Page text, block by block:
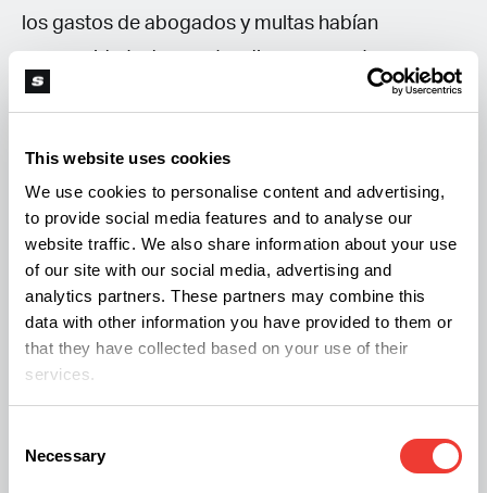
This website uses cookies
We use cookies to personalise content and advertising,
to provide social media features and to analyse our
website traffic. We also share information about your use
of our site with our social media, advertising and
analytics partners. These partners may combine this
data with other information you have provided to them or
that they have collected based on your use of their
services.
Selection
Necessary
los gastos de abogados y multas habían
GH US estaba en plena expansión, con un
abastecer su mercado y no creían realmente en
un mercado externo. Por eso vinimos aquí con
pocos recursos. El gran regalo que nos fue dado
fueron todas las fórmulas GH, más el nombre y
la imagen: entonces nos tocó a nosotros hacer
crecer este patrimonio. De hecho, GHE nació de
mi arresto en el otoño de 1989 y de
de comenzar nuestras vidas de nuevo.
: ¡Íbamos a casa muy necesitados!